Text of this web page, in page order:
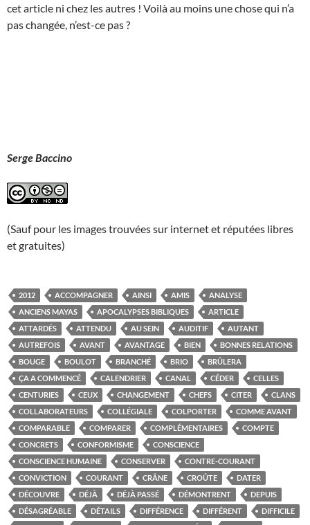
cet article ni chez les autres ! Voilà au moins une chose qui n’a
pas changée, n’est-ce pas ?
Serge Baccino
(Sauf pour les images trouvées sur internet et réputées libres
et gratuites)
2012 ACCOMPAGNER AINSI AMIS
ANALYSE
ANCIENS MAYAS
APOCALYPSES BIBLIQUES
ARTICLE
ATTARDÉS
ATTENDU AU SEIN AUDITIF
AUTANT
AUTREFOIS
AVANT AVANTAGE BIEN
BONNES RELATIONS
BOUGE
BOULOT BRANCHÉ BRIO
BRÛLERA
ÇA A COMMENCÉ
CALENDRIER CANAL CÉDER
CELLES
CENTURIES
CEUX CHANGEMENT CHEFS CITER
CLANS
COLLABORATEURS
COLLÉGIALE COLPORTER
COMME AVANT
COMPARABLE
COMPARER COMPLÉMENTAIRES
COMPTE
CONCRETS
CONFORMISME
CONSCIENCE
CONSCIENCE HUMAINE
CONSERVER
CONTRE-COURANT
CONVICTION
COURANT CRÂNE CROÛTE
DATER
DÉCOUVRE
DÉJÀ DÉJÀ PASSÉ DÉMONTRENT
DEPUIS
DÉSAGRÉABLE
DÉTAILS DIFFÉRENCE DIFFÉRENT
DIFFICILE